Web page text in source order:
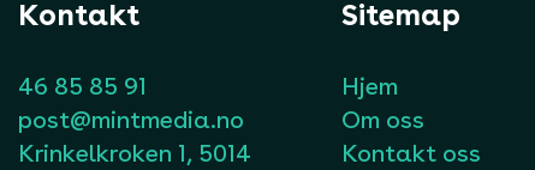
Kontakt
46 85 85 91
post@mintmedia.no
Krinkelkroken 1, 5014
Sitemap
Hjem
Om oss
Kontakt oss